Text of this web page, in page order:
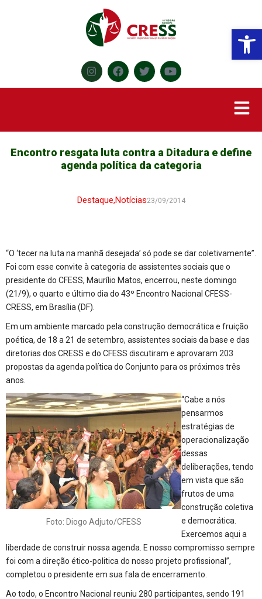
Encontro resgata luta contra a Ditadura e define
agenda política da categoria
Destaque,Notícias23/09/2014
“O ‘tecer na luta na manhã desejada’ só pode se dar coletivamente”.
Foi com esse convite à categoria de assistentes sociais que o
presidente do CFESS, Maurílio Matos, encerrou, neste domingo
(21/9), o quarto e último dia do 43º Encontro Nacional CFESS-
CRESS, em Brasília (DF).
Em um ambiente marcado pela construção democrática e fruição
poética, de 18 a 21 de setembro, assistentes sociais da base e das
diretorias dos CRESS e do CFESS discutiram e aprovaram 203
propostas da agenda política do Conjunto para os próximos três
anos.
Foto: Diogo Adjuto/CFESS
“Cabe a nós
pensarmos
estratégias de
operacionalização
dessas
deliberações, tendo
em vista que são
frutos de uma
construção coletiva
e democrática.
Exercemos aqui a
liberdade de construir nossa agenda. E nosso compromisso sempre
foi com a direção ético-politica do nosso projeto profissional”,
completou o presidente em sua fala de encerramento.
Ao todo, o Encontro Nacional reuniu 280 participantes, sendo 191